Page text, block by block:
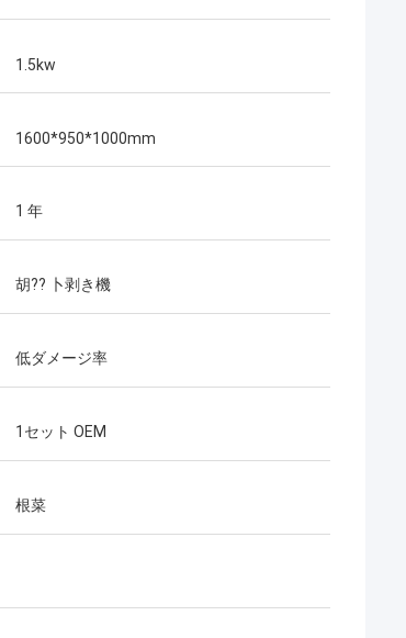
1.5kw
1600*950*1000mm
1 年
胡?? 卜剥き機
低ダメージ率
1セット OEM
根菜